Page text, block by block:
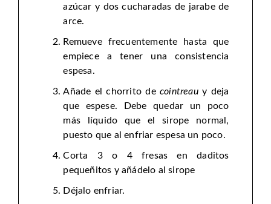
azúcar y dos cucharadas de jarabe de
arce.
Remueve frecuentemente hasta que
empiece a tener una consistencia
espesa.
Añade el chorrito decointreauy deja
que espese. Debe quedar un poco
más líquido que el sirope normal,
puesto que al enfriar espesa un poco.
Corta 3 o 4 fresas en daditos
pequeñitos y añádelo al sirope
Déjalo enfriar.